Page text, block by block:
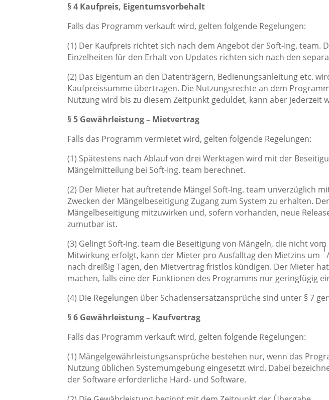
§ 4 Kaufpreis, Eigentumsvorbehalt
Falls das Programm verkauft wird, gelten folgende Regelungen:
(1) Der Kaufpreis richtet sich nach dem Angebot der Soft-Ing.
Einzelheiten für den Erhalt von Updates richten sich nach den
(2) Das Eigentum an den Datenträgern, Bedienungsanleitung etc.
Kaufpreissumme übertragen. Die Nutzungsrechte an dem
Nutzung wird bis zu diesem Zeitpunkt geduldet, kann aber jederzeit
§ 5 Gewährleistung – Mietvertrag
Falls das Programm vermietet wird, gelten folgende Regelungen:
(1) Spätestens nach Ablauf von drei Werktagen wird mit der
Mängelmitteilung bei Soft-Ing. team berechnet.
(2) Der Mieter hat auftretende Mängel Soft-Ing. team unverzüglich
Zwecken der Mängelbeseitigung Zugang zum System zu erhalten.
Mängelbeseitigung mitzuwirken und, sofern vorhanden, neue
zumutbar ist.
(3) Gelingt Soft-Ing. team die Beseitigung von Mängeln, die nicht
Mitwirkung erfolgt, kann der Mieter pro Ausfalltag den Mietzins um
1
/
nach dreißig Tagen, den Mietvertrag fristlos kündigen. Der Mieter
machen, falls eine der Funktionen des Programms nur geringfügig
(4) Die Regelungen über Schadensersatzansprüche sind unter § 7
§ 6 Gewährleistung – Kaufvertrag
Falls das Programm verkauft wird, gelten folgende Regelungen:
(1) Mängelgewährleistungsansprüche bestehen nur, wenn das
Nutzung üblichen Systemumgebung eingesetzt wird. Dabei
der Software erforderliche Hard- und Software.